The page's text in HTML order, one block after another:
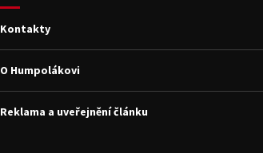
Kontakty
O Humpolákovi
Reklama a uveřejnění článku